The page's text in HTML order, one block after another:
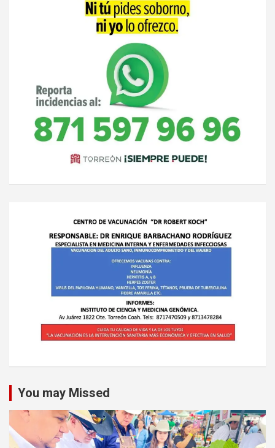
You may Missed